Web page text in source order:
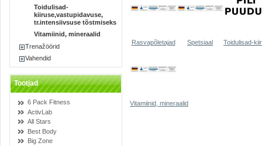
Toidulisad-
kiiruse,vastupidavuse,
tr.intensiivsuse tõstmiseks
Vitamiinid, mineraalid
Trenažöörid
Vahendid
Tootjad
6 Pack Fitness
ActivLab
All Stars
Best Body
Big Zone
Rasvapõletajad Spetsiaal Toidulisad-
Vitamiinid, mineraalid